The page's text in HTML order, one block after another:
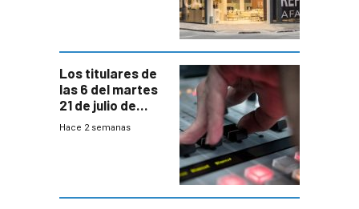
Los titulares de
las 6 del martes
21 de julio de
2026
Hace 2 semanas